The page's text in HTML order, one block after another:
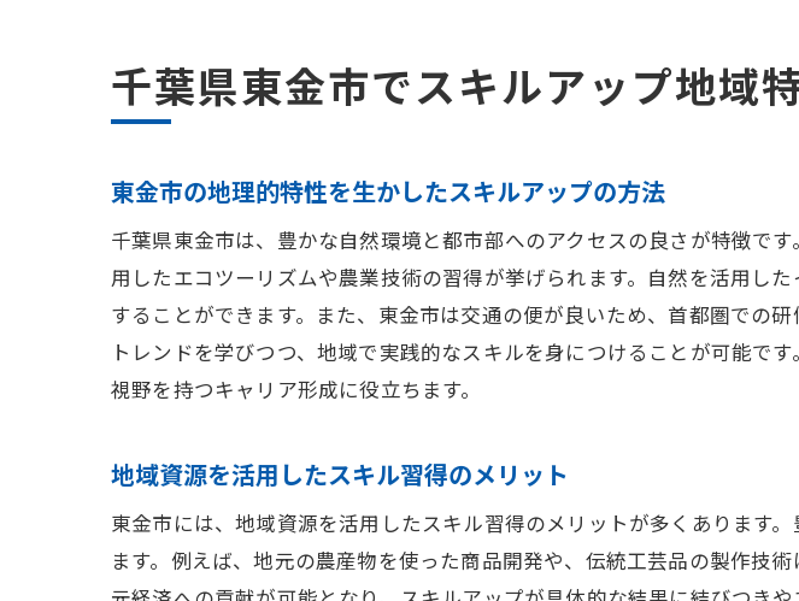
地域特有のニーズを
地元企業と連携したスキ
企業研修で得られる実
地元ネットワークを
企業と共に成長する
地元企業のプロジェ
職業体験を通じた実
自宅で手軽に始める
時間と場所に縛られ
千葉県東金市でスキルアップ地域
東金市の地理的特性を生かしたスキルアップの方法
千葉県東金市は、豊かな自然環境と都市部へのアクセスの良さが特徴で
用したエコツーリズムや農業技術の習得が挙げられます。自然を活用し
することができます。また、東金市は交通の便が良いため、首都圏での
トレンドを学びつつ、地域で実践的なスキルを身につけることが可能で
視野を持つキャリア形成に役立ちます。
地域資源を活用したスキル習得のメリット
東金市には、地域資源を活用したスキル習得のメリットが多くあります
ます。例えば、地元の農産物を使った商品開発や、伝統工芸品の製作技